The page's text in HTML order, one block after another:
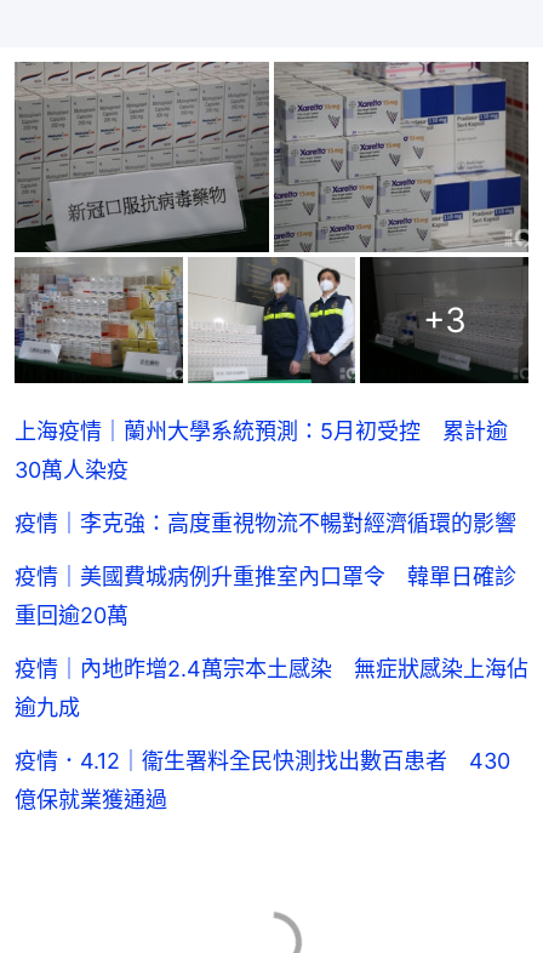
+3
上海疫情｜蘭州大學系統預測：5月初受控 累計逾
30萬人染疫
疫情｜李克強：高度重視物流不暢對經濟循環的影響
疫情｜美國費城病例升重推室內口罩令 韓單日確診
重回逾20萬
疫情｜內地昨增2.4萬宗本土感染 無症狀感染上海佔
逾九成
疫情．4.12｜衞生署料全民快測找出數百患者 430
億保就業獲通過